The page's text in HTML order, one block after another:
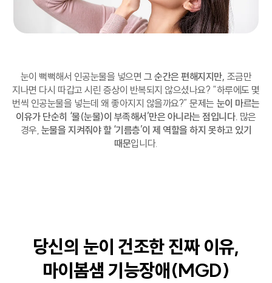
눈이 뻑뻑해서 인공눈물을 넣으면그 순간은 편해지지만, 조금만
지나면 다시 따갑고 시린 증상이 반복되지 않으셨나요? “하루에도 몇
번씩 인공눈물을 넣는데 왜 좋아지지 않을까요?” 문제는 눈이 마르는
이유가 단순히 ‘물(눈물)이 부족해서’만은 아니라는 점입니다. 많은
경우, 눈물을 지켜줘야 할 ‘기름층’이 제 역할을 하지 못하고 있기
때문입니다.
당신의 눈이 건조한 진짜 이유,
마이봄샘 기능장애(MGD)